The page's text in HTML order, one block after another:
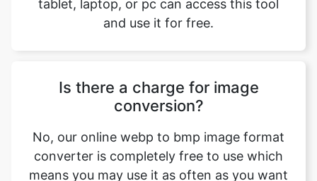
Is there a charge for image
converter is completely free to use which
means you may use it as often as you want
without spending a single penny and it
does not require installation. Our free
online image converting tool can be used